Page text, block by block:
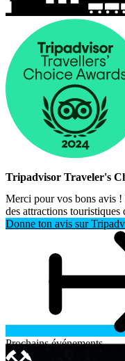
Tripadvisor Traveler's
Merci pour vos bons avis !
des attractions
Donne ton avis sur
Prochains événements